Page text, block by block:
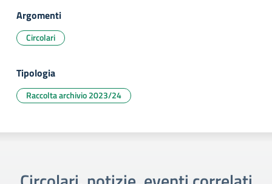
Argomenti
Circolari
Tipologia
Raccolta archivio 2023/24